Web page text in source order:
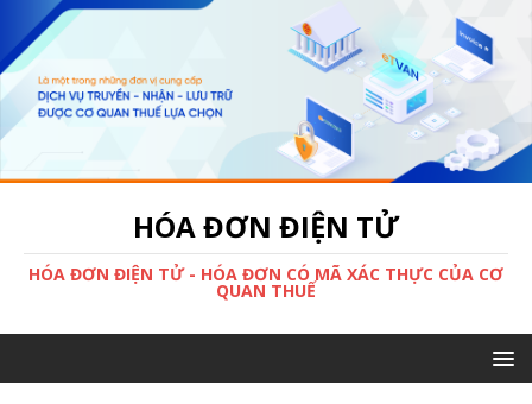
HÓA ĐƠN ĐIỆN TỬ
HÓA ĐƠN ĐIỆN TỬ - HÓA ĐƠN CÓ MÃ XÁC THỰC CỦA CƠ
QUAN THUẾ